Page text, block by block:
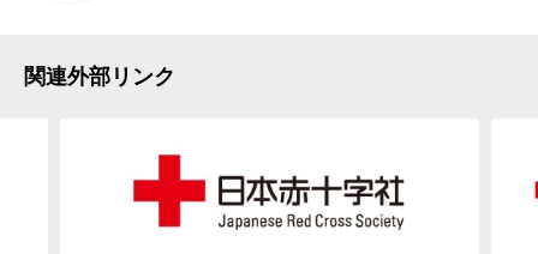
関連外部リンク